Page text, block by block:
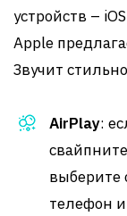
устройств –
Apple
Звучит
AirPlay:
выберите
телефон